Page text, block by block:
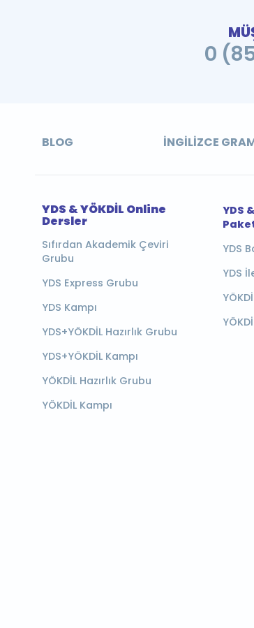
0
BLOG İNGILIZCE
YDS & YÖKDİL Online
Dersler
Sıfırdan Akademik Çeviri
Grubu
YDS Express Grubu
YDS Kampı
YDS+YÖKDİL Hazırlık Grubu
YDS+YÖKDİL Kampı
YÖKDİL Hazırlık Grubu
YÖKDİL Kampı
YDS
YDS
YDS